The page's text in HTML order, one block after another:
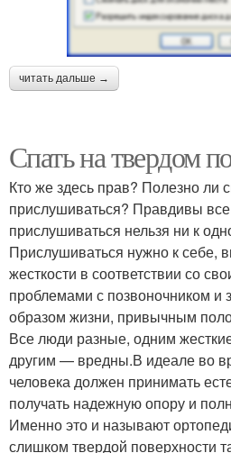
читать дальше →
Спать на твердом
Кто же здесь прав? Полезно ли
прислушиваться? Правдивы
прислушиваться нельзя ни к
Прислушиваться нужно к себе,
жесткости в соответствии со
проблемами с позвоночником и
образом жизни, привычным
Все люди разные, одним
другим — вредны.В идеале во
человека должен принимать
получать надежную опору и
Именно это и называют
слишком твердой поверхности